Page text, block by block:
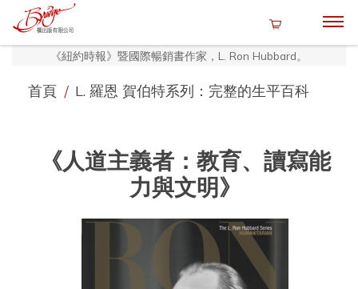
《紐約時報》暨國際暢銷書作家，L. Ron Hubbard。
首頁 / L. 羅恩 賀伯特系列：完整的生平百科
《人道主義者：教育、讀寫能
力與文明》